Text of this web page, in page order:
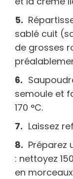
sablé cuit
de grosses
semoule et
170 °C.
Laissez
Préparez
: nettoyez
en